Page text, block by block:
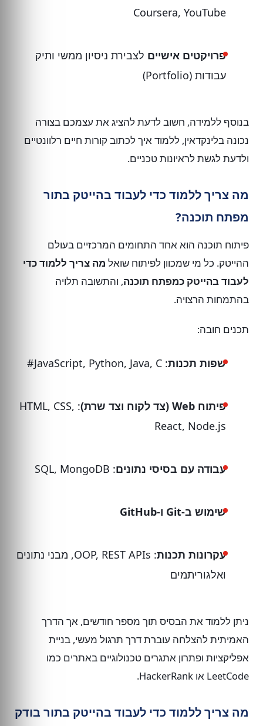
Coursera, YouTube
פרויקטים אישיים לצבירת ניסיון ממשי ותיק
עבודות (Portfolio)
בנוסף ללמידה, חשוב לדעת להציג את עצמכם בצורה
נכונה בלינקדאין, ללמוד איך לכתוב קורות חיים רלוונטיים
ולדעת לגשת לראיונות טכניים.
מה צריך ללמוד כדי לעבוד בהייטק בתור
מפתח תוכנה?
פיתוח תוכנה הוא אחד התחומים המרכזיים בעולם
ההייטק. כל מי שמכוון לפיתוח שואל מה צריך ללמוד כדי
לעבוד בהייטק כמפתח תוכנה, והתשובה תלויה
בהתמחות הרצויה.
תכנים חובה:
שפות תכנות: JavaScript, Python, Java, C#
פיתוח Web (צד לקוח וצד שרת)
: HTML, CSS,
React, Node.js
עבודה עם בסיסי נתונים: SQL, MongoDB
שימוש ב-Git ו-GitHub
עקרונות תכנות
: OOP, REST APIs, מבני נתונים
ואלגוריתמים
ניתן ללמוד את הבסיס תוך מספר חודשים, אך הדרך
האמיתית להצלחה עוברת דרך תרגול מעשי, בניית
אפליקציות ופתרון אתגרים טכנולוגיים באתרים כמו
LeetCode או HackerRank.
מה צריך ללמוד כדי לעבוד בהייטק בתור בודק